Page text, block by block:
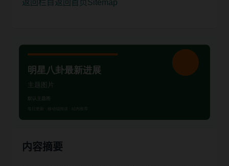
返回栏目 返回首页 Sitemap
内容摘要